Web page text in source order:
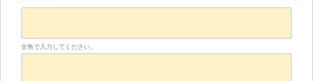
全角で入力してください。